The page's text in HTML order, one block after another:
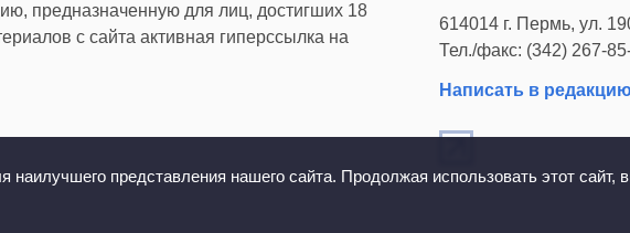
представления нашего сайта. Продолжая использовать этот сайт,
предназначенную для лиц, достигших 18
с сайта активная гиперссылка на
614014 г. Пермь, ул.
Тел./факс: (342) 267-
Написать в редакцию